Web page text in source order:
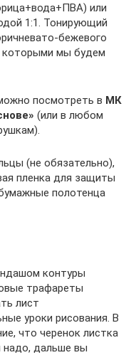
или
1:1. Тонирующий
бежевого
которыми мы будем
посмотреть в МК
(или в любом
(не обязательно),
пленка для защиты
полотенца
контуры
трафареты
лист
уроки рисования. В
что черенок листка
надо, дальше вы